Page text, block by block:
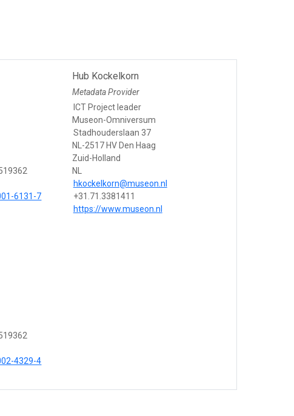
6131-7
Hub Kockelkorn
Metadata Provider
ICT Project leader
Museon-Omniversum
Stadhouderslaan 37
NL-2517 HV Den Haag
Zuid-Holland
NL
hkockelkorn@museon.nl
+31.71.3381411
https://www.museon.nl
4329-4